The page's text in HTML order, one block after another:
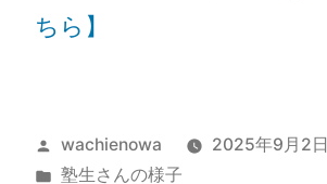
ちら】
wachienowa
2025年9月2日
塾生さんの様子